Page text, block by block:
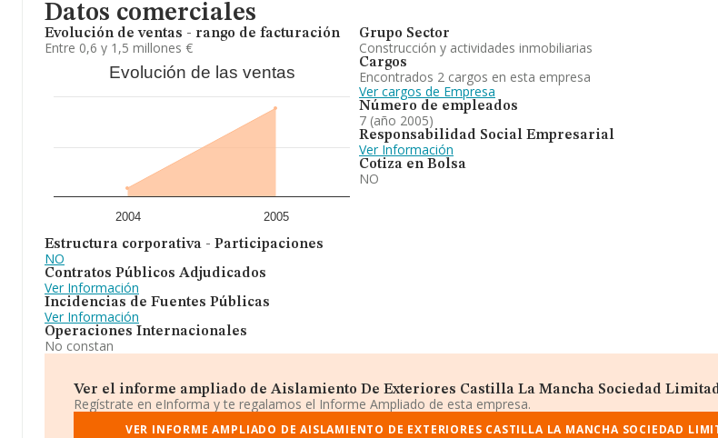
Datos comerciales
Evolución de ventas - rango de facturación
Entre 0,6 y 1,5 millones €
Evolución de las ventas
2004 2005
Estructura corporativa - Participaciones
NO
Contratos Públicos Adjudicados
Ver Información
Incidencias de Fuentes Públicas
Ver Información
Operaciones Internacionales
No constan
Grupo Sector
Construcción y actividades inmobiliarias
Cargos
Encontrados 2 cargos en esta empresa
Ver cargos de Empresa
Número de empleados
7 (año 2005)
Responsabilidad Social Empresarial
Ver Información
Cotiza en Bolsa
NO
Ver el informe ampliado de Aislamiento De Exteriores Castilla La Mancha Sociedad
Regístrate en eInforma y te regalamos el Informe Ampliado de esta empresa.
VER INFORME AMPLIADO DE AISLAMIENTO DE EXTERIORES CASTILLA LA MANCHA SOCIEDAD